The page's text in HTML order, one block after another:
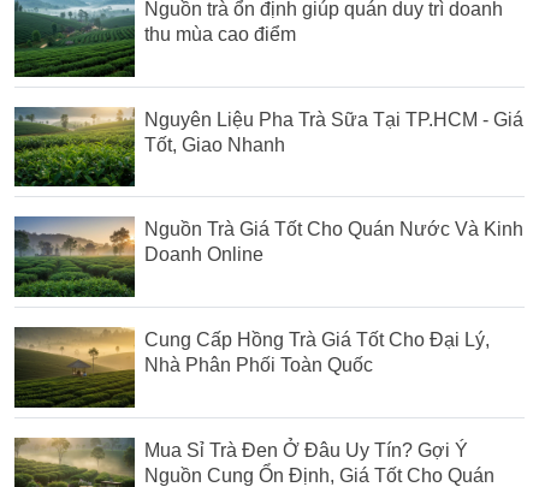
Nguồn trà ổn định giúp quán duy trì doanh
thu mùa cao điểm
Nguyên Liệu Pha Trà Sữa Tại TP.HCM - Giá
Tốt, Giao Nhanh
Nguồn Trà Giá Tốt Cho Quán Nước Và Kinh
Doanh Online
Cung Cấp Hồng Trà Giá Tốt Cho Đại Lý,
Nhà Phân Phối Toàn Quốc
Mua Sỉ Trà Đen Ở Đâu Uy Tín? Gợi Ý
Nguồn Cung Ổn Định, Giá Tốt Cho Quán